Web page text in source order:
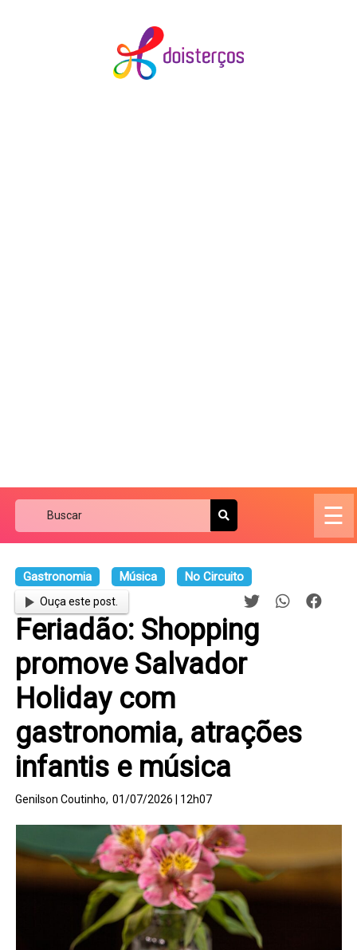
☰
Gastronomia Música No Circuito
Ouça este post.
Feriadão: Shopping
promove Salvador
Holiday com
gastronomia, atrações
infantis e música
Genilson Coutinho, 01/07/2026 | 12h07